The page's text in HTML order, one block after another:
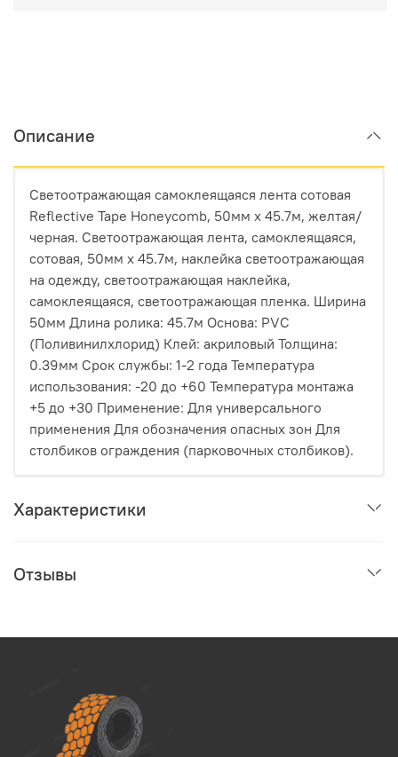
Описание
Светоотражающая самоклеящаяся лента сотовая
Reflective Tape Honeycomb, 50мм х 45.7м, желтая/
черная. Светоотражающая лента, самоклеящаяся,
сотовая, 50мм х 45.7м, наклейка светоотражающая
на одежду, светоотражающая наклейка,
самоклеящаяся, светоотражающая пленка. Ширина
50мм Длина ролика: 45.7м Основа: PVC
(Поливинилхлорид) Клей: акриловый Толщина:
0.39мм Срок службы: 1-2 года Температура
использования: -20 до +60 Температура монтажа
+5 до +30 Применение: Для универсального
применения Для обозначения опасных зон Для
столбиков ограждения (парковочных столбиков).
Характеристики
Отзывы